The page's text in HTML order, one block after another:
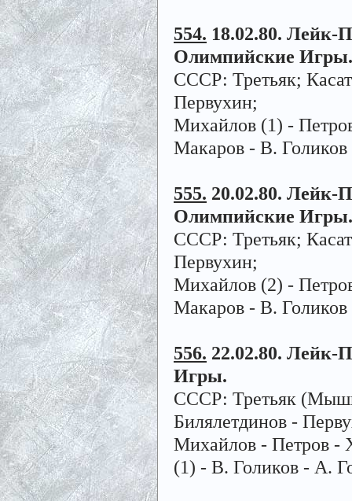
554. 18.02.80. Лейк-
Олимпийские Игры.
СССР: Третьяк;
Первухин;
Михайлов (1) -
Макаров - В.
555. 20.02.80. Лейк-
Олимпийские Игры.
СССР: Третьяк;
Первухин;
Михайлов (2) -
Макаров - В.
556. 22.02.80.
Игры.
СССР: Третьяк
Билялетдинов -
Михайлов - Петров -
(1) - В. Голиков - А.